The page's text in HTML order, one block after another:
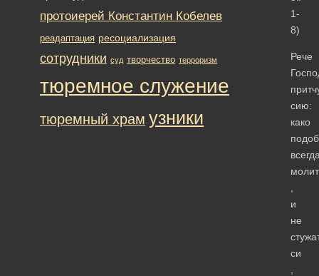
1-
8)
Рече
сию:
како
и
не
си
протоиерей Константин Кобелев
реадаптация ресоциализация
сотрудники суд творчество терроризм
тюремное служение
тюремный храм узники